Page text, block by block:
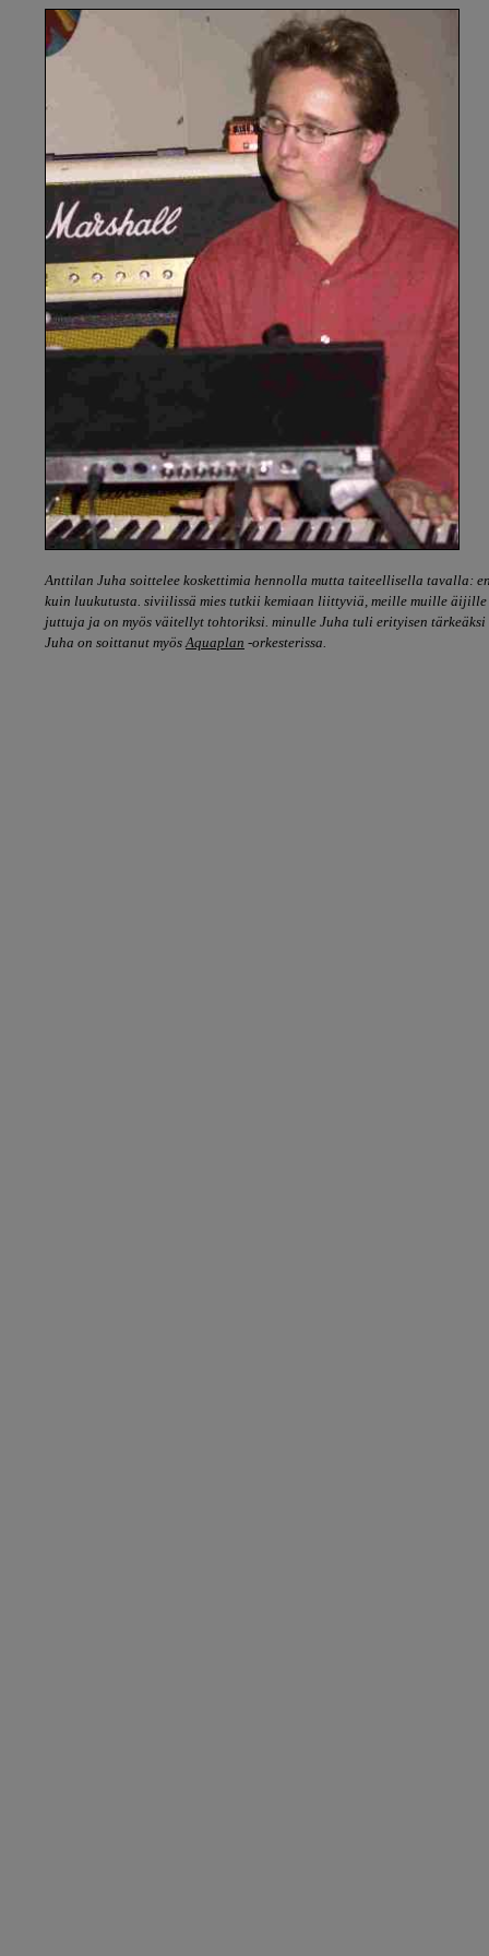
Anttilan Juha soittelee koskettimia hennolla mutta taiteellisella tavalla:
kuin luukutusta. siviilissä mies tutkii kemiaan liittyviä, meille muille
juttuja ja on myös väitellyt tohtoriksi. minulle Juha tuli erityisen tärkeäksi
Juha on soittanut myösAquaplan -orkesterissa.